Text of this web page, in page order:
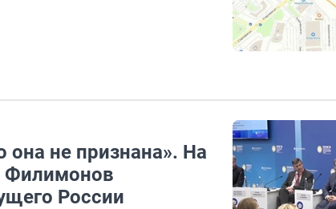
она не признана». На
России